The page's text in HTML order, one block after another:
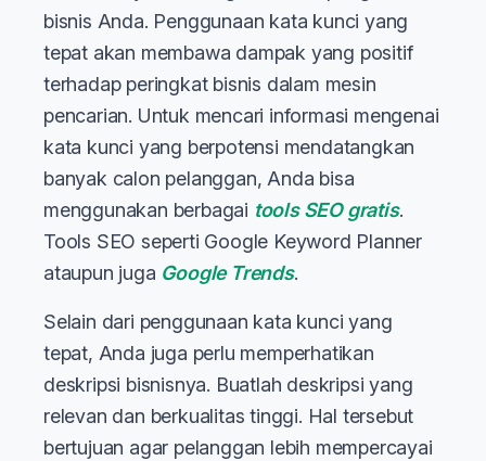
bisnis Anda. Penggunaan kata kunci yang
tepat akan membawa dampak yang positif
terhadap peringkat bisnis dalam mesin
pencarian. Untuk mencari informasi mengenai
kata kunci yang berpotensi mendatangkan
banyak calon pelanggan, Anda bisa
menggunakan berbagai tools SEO gratis.
Tools SEO seperti Google Keyword Planner
ataupun juga Google Trends.
Selain dari penggunaan kata kunci yang
tepat, Anda juga perlu memperhatikan
deskripsi bisnisnya. Buatlah deskripsi yang
relevan dan berkualitas tinggi. Hal tersebut
bertujuan agar pelanggan lebih mempercayai